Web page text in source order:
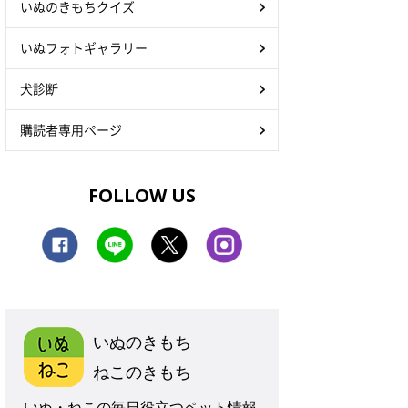
いぬのきもちクイズ
いぬフォトギャラリー
犬診断
購読者専用ページ
FOLLOW US
いぬのきもち
ねこのきもち